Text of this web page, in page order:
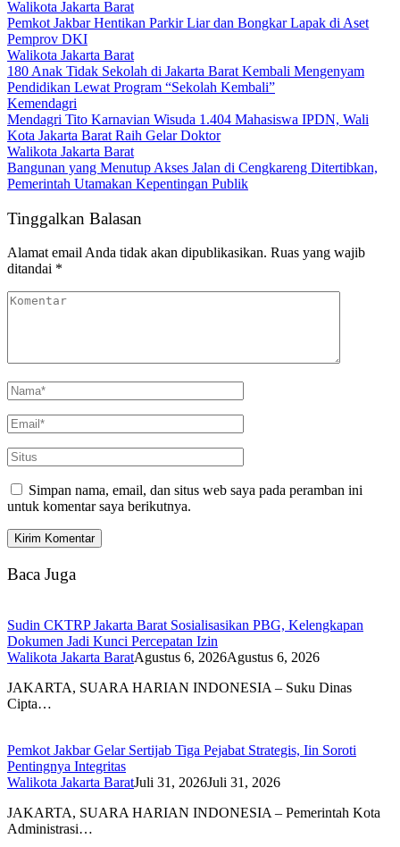
Walikota Jakarta Barat
Pemkot Jakbar Hentikan Parkir Liar dan Bongkar Lapak di Aset
Pemprov DKI
Walikota Jakarta Barat
180 Anak Tidak Sekolah di Jakarta Barat Kembali Mengenyam
Pendidikan Lewat Program “Sekolah Kembali”
Kemendagri
Mendagri Tito Karnavian Wisuda 1.404 Mahasiswa IPDN, Wali
Kota Jakarta Barat Raih Gelar Doktor
Walikota Jakarta Barat
Bangunan yang Menutup Akses Jalan di Cengkareng Ditertibkan,
Pemerintah Utamakan Kepentingan Publik
Tinggalkan Balasan
Alamat email Anda tidak akan dipublikasikan. Ruas yang wajib
ditandai *
Simpan nama, email, dan situs web saya pada peramban ini
untuk komentar saya berikutnya.
Baca Juga
Sudin CKTRP Jakarta Barat Sosialisasikan PBG, Kelengkapan
Dokumen Jadi Kunci Percepatan Izin
Walikota Jakarta BaratAgustus 6, 2026Agustus 6, 2026
JAKARTA, SUARA HARIAN INDONESIA – Suku Dinas
Cipta…
Pemkot Jakbar Gelar Sertijab Tiga Pejabat Strategis, Iin Soroti
Pentingnya Integritas
Walikota Jakarta BaratJuli 31, 2026Juli 31, 2026
JAKARTA, SUARA HARIAN INDONESIA – Pemerintah Kota
Administrasi…